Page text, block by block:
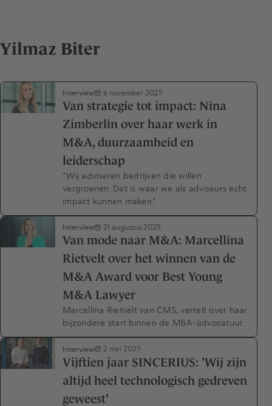
Yilmaz Biter
Interview 6 november 2025
Van strategie tot impact: Nina
Zimberlin over haar werk in
M&A, duurzaamheid en
leiderschap
"Wij adviseren bedrijven die willen
vergroenen. Dat is waar we als adviseurs echt
impact kunnen maken."
Interview 21 augustus 2025
Van mode naar M&A: Marcellina
Rietvelt over het winnen van de
M&A Award voor Best Young
M&A Lawyer
Marcellina Rietvelt van CMS, vertelt over haar
bijzondere start binnen de M&A-advocatuur.
Interview 2 mei 2025
Vijftien jaar SINCERIUS: 'Wij zijn
altijd heel technologisch gedreven
geweest'